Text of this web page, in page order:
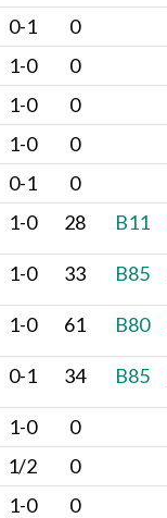
0-1
0
1-0
0
1-0
0
1-0
0
0-1
0
1-0 28 B11
1-0 33 B85
1-0 61 B80
0-1 34 B85
1-0
0
1/2
0
1-0
0